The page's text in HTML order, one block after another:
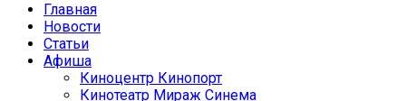
Главная
Новости
Статьи
Афиша
Киноцентр Кинопорт
Кинотеатр Мираж Синема